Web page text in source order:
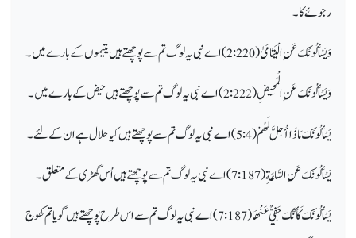
رجوئے کا ۔
وَيَسْأَلُونَكَ عَنِ الْيَتَامَىٰ( 2:220) اے نبی یہ لوگ تم سے پوچھتے ہیں یتیموں کے بارے میں ۔
وَيَسْأَلُونَكَ عَنِ الْمَحِيضِ(2:222) اے نبی یہ لوگ تم سے پوچھتے ہیں حیض کے بارے میں۔
يَسْأَلُونَكَ مَاذَا أُحِلَّ لَهُمْ(5:4)
اے نبی یہ لوگ تم سے پوچھتے ہیں کیا حلال ہے ان کے لئے ۔
يَسْأَلُونَكَ عَنِ السَّاعَةِ( 7:187) اے نبی یہ لوگ تم سے پوچھتے ہیں اُس گھڑی کے متعلق ۔
يَسْأَلُونَكَ كَأَنَّكَ حَفِيٌّ عَنْهَا( 7:187) اے نبی یہ لوگ تم سےاس طرح پوچھتے ہیں گویا تم کھوج